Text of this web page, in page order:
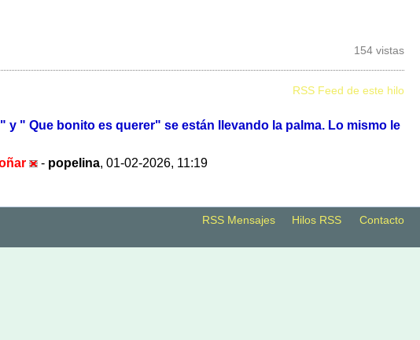
154 vistas
RSS Feed de este hilo
" Que bonito es querer" se están llevando la palma. Lo mismo le
- popelina, 01-02-2026, 11:19
RSS Mensajes Hilos RSS Contacto